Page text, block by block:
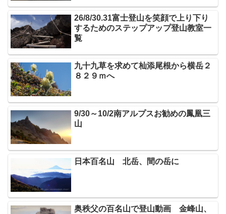
26/8/30.31富士登山を笑顔で上り下り
するためのステップアップ登山教室一
覧
九十九草を求めて杣添尾根から横岳２
８２９ｍへ
9/30～10/2南アルプスお勧めの鳳凰三
山
日本百名山 北岳、間の岳に
奥秩父の百名山で登山動画 金峰山、